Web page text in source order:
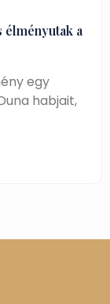
élményutak a
egy
habjait,